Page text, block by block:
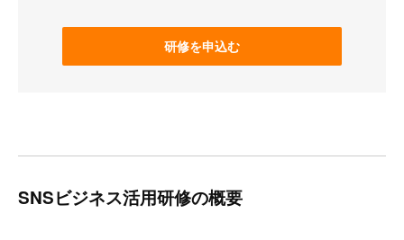
研修を申込む
SNSビジネス活用研修の概要